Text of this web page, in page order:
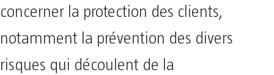
concerner la protection des clients,
notamment la prévention des divers
risques qui découlent de la